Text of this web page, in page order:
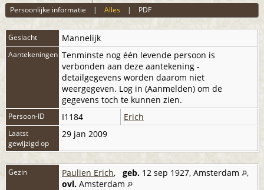
Persoonlijke informatie |Alles | PDF
Geslacht Mannelijk
Aantekeningen Tenminste nog één levende persoon is
verbonden aan deze aantekening -
detailgegevens worden daarom niet
weergegeven. Log in (Aanmelden) om de
gegevens toch te kunnen zien.
Persoon-ID I1184 Erich
Laatst
gewijzigd op
29 jan 2009
Gezin Paulien Erich, geb. 12 sep 1927, Amsterdam
,
ovl. Amsterdam